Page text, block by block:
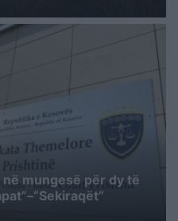
mungesë për dy të